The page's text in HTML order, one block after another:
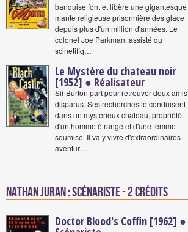
banquise font et libère une gigantesque
mante religieuse prisonnière des glace
depuis plus d'un million d'années. Le
colonel Joe Parkman, assisté du
scinetifiq…
Le Mystère du chateau noir
[1952] ● Réalisateur
Sir Burton part pour retrouver deux amis
disparus. Ses recherches le conduisent
dans un mystérieux chateau, propriété
d'un homme étrange et d'une femme
soumise. Il va y vivre d'extraordinaires
aventur…
Nathan Juran : Scénariste - 2 crédits
Doctor Blood's Coffin [1962] ●